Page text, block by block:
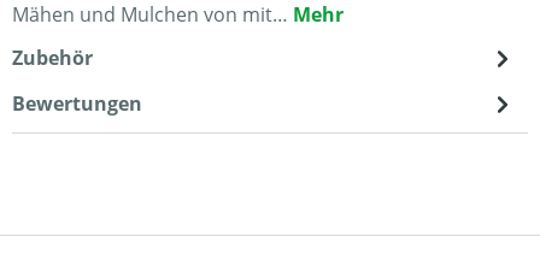
Mähen und Mulchen von mit… Mehr
Zubehör
Bewertungen